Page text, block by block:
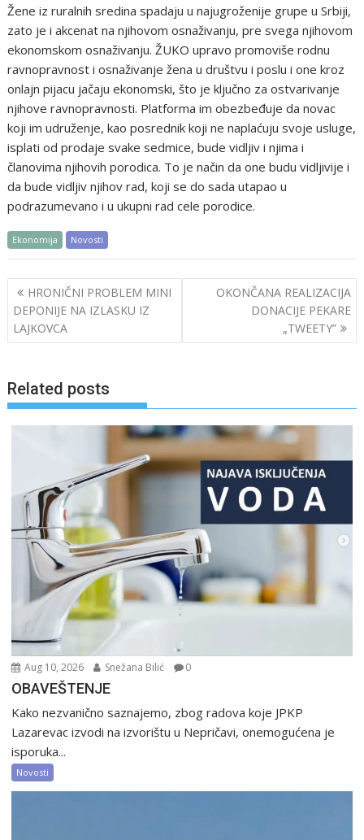
Žene iz ruralnih sredina spadaju u najugroženije grupe u Srbiji,
zato je i akcenat na njihovom osnaživanju, pre svega njihovom
ekonomskom osnaživanju. ŽUKO upravo promoviše rodnu
ravnopravnost i osnaživanje žena u društvu i poslu i one kroz
onlajn pijacu jačaju ekonomski, što je ključno za ostvarivanje
njihove ravnopravnosti. Platforma im obezbeđuje da novac
koji im udruženje, kao posrednik koji ne naplaćuju svoje usluge,
isplati od prodaje svake sedmice, bude vidljiv i njima i
članovima njihovih porodica. To je način da one budu vidljivije i
da bude vidljiv njihov rad, koji se do sada utapao u
podrazumevano i u ukupni rad cele porodice.
Ekonomija Novosti
Post
navigation
HRONIČNI PROBLEM MINI
DEPONIJE NA IZLASKU IZ
LAJKOVCA
OKONČANA REALIZACIJA
DONACIJE PEKARE
„TWEETY”
Related posts
Aug 10, 2026 Snežana Bilić 0
OBAVEŠTENJE
Kako nezvanično saznajemo, zbog radova koje JPKP
Lazarevac izvodi na izvorištu u Nepričavi, onemogućena je
isporuka...
Novosti